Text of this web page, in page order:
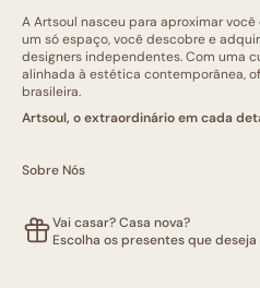
A Artsoul nasceu para aproximar
um só espaço, você descobre e
designers independentes. Com uma
alinhada à estética contemporânea,
brasileira.
Artsoul, o extraordinário em cada
Sobre Nós
Vai casar? Casa nova?
Escolha os presentes que